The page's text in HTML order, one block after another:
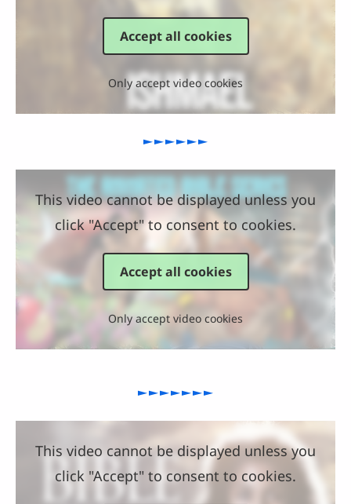
Accept all cookies
Only accept video cookies
►►►►►►
This video cannot be displayed unless you
click "Accept" to consent to cookies.
Accept all cookies
Only accept video cookies
►►►►►►►
This video cannot be displayed unless you
click "Accept" to consent to cookies.